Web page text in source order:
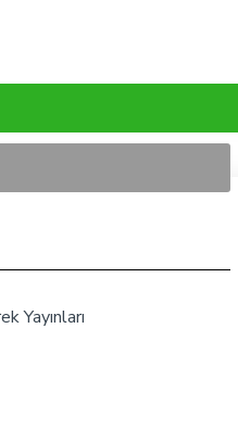
Yayınları